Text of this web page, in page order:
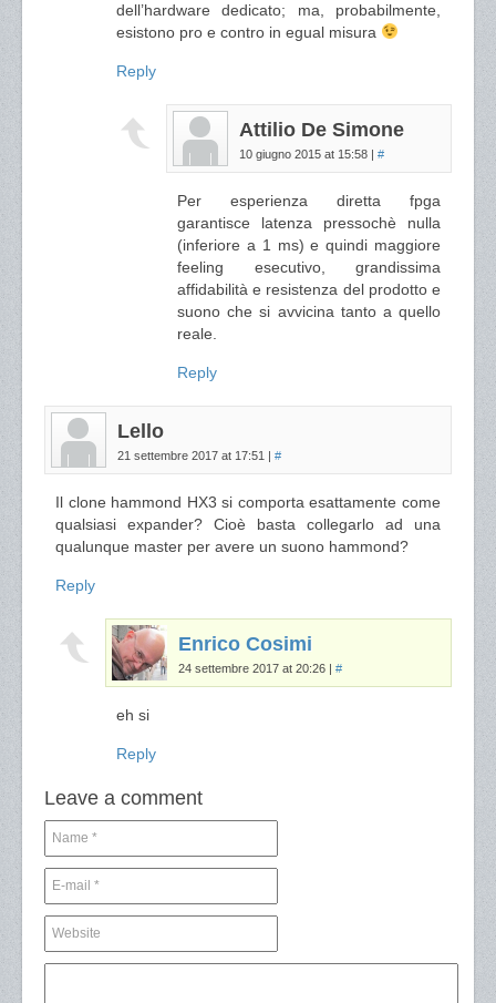
dell’hardware dedicato; ma, probabilmente,
esistono pro e contro in egual misura
Reply
Attilio De Simone
10 giugno 2015 at 15:58 | #
Per esperienza diretta fpga
garantisce latenza pressochè nulla
(inferiore a 1 ms) e quindi maggiore
feeling esecutivo, grandissima
affidabilità e resistenza del prodotto e
suono che si avvicina tanto a quello
reale.
Reply
Lello
21 settembre 2017 at 17:51 | #
Il clone hammond HX3 si comporta esattamente come
qualsiasi expander? Cioè basta collegarlo ad una
qualunque master per avere un suono hammond?
Reply
Enrico Cosimi
24 settembre 2017 at 20:26 | #
eh si
Reply
Leave a comment